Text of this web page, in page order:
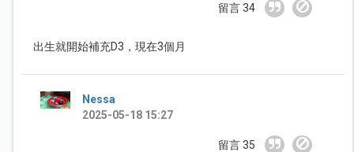
留言 34
出生就開始補充D3，現在3個月
Nessa
2025-05-18 15:27
留言 35